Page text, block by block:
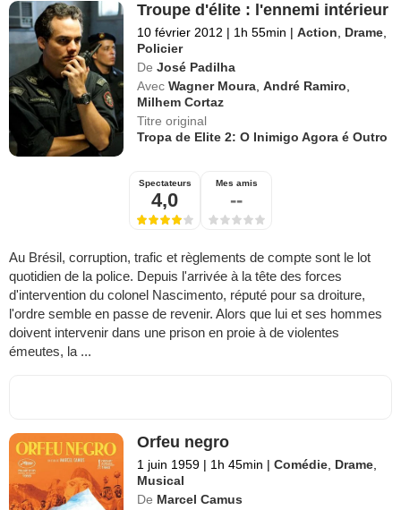
Troupe d'élite : l'ennemi intérieur
10 février 2012 | 1h 55min | Action, Drame,
Policier
De José Padilha
Avec Wagner Moura,André Ramiro,
Milhem Cortaz
Titre original
Tropa de Elite 2: O Inimigo Agora é Outro
Spectateurs
4,0
Mes amis
--
Au Brésil, corruption, trafic et règlements de compte sont le lot
quotidien de la police. Depuis l'arrivée à la tête des forces
d'intervention du colonel Nascimento, réputé pour sa droiture,
l'ordre semble en passe de revenir. Alors que lui et ses hommes
doivent intervenir dans une prison en proie à de violentes
émeutes, la ...
Orfeu negro
1 juin 1959 | 1h 45min | Comédie, Drame,
Musical
De Marcel Camus